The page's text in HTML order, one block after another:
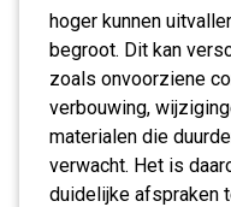
hoger kunnen
begroot. Dit kan
zoals onvoorziene
verbouwing,
materialen die
verwacht. Het is
duidelijke afspraken